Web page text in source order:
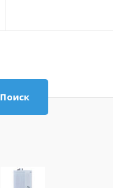
Поиск